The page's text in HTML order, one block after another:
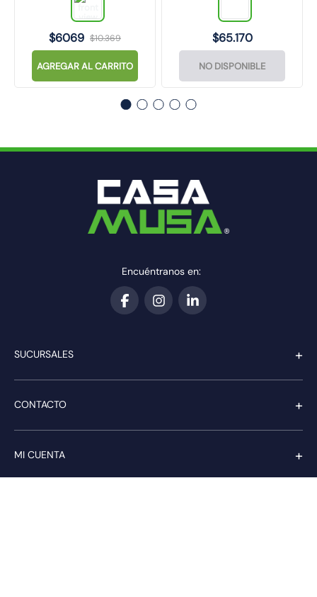
$10.369
$6069
AGREGAR AL CARRITO
$65.170
NO DISPONIBLE
Encuéntranos en:
SUCURSALES +
CONTACTO +
MI CUENTA +